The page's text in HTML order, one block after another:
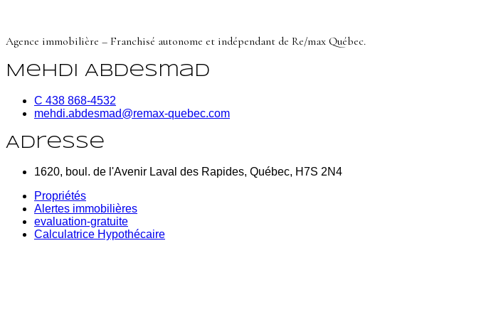
Agence immobilière – Franchisé autonome et indépendant de Re/max Québec.
Mehdi Abdesmad
C 438 868-4532
mehdi.abdesmad@remax-quebec.com
Adresse
1620, boul. de l'Avenir Laval des Rapides, Québec, H7S 2N4
Propriétés
Alertes immobilières
evaluation-gratuite
Calculatrice Hypothécaire